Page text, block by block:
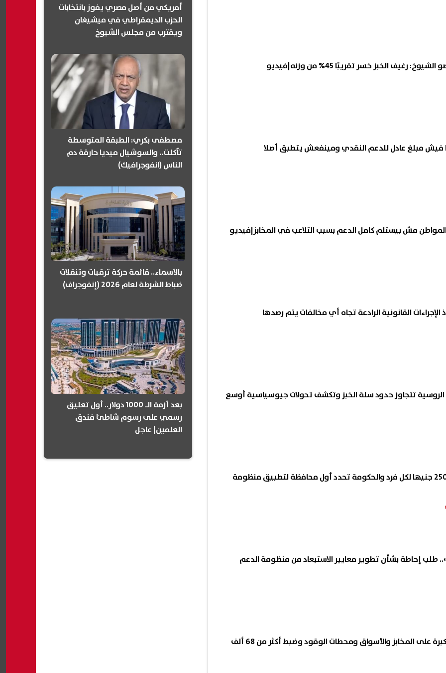
رغيف الخبز خسر تقريبًا 45% من وزنه|فيديو
فيش مبلغ عادل للدعم النقدي ومينفعش يتطبق أصلا
مش بيستلم كامل الدعم بسبب التلاعب في المخابز|فيديو
الإجراءات القانونية الرادعة تجاه أي مخالفات يتم رصدها
تتجاوز حدود سلة الخبز وتكشف تحولات جيوسياسية أوسع
وداعا بطاقة التموين.. 250 جنيها لكل فرد والحكومة تحدد أول محافظة لتطبيق منظومة
3 أشهر».. طلب إحاطة بشأن تطوير معايير الاستبعاد من منظومة الدعم
وزير التموين: حملات مكبرة على المخابز والأسواق ومحطات الوقود وضبط أكثر من 68 ألف
أمريكي من أصل مصري يفوز بانتخابات
الحزب الديمقراطي في ميشيغان
ويقترب من مجلس الشيوخ
مصطفى بكري: الطبقة المتوسطة
تآكلت.. والسوشيال ميديا حارقة دم
الناس (انفوجرافيك)
بالأسماء.. قائمة حركة ترقيات وتنقلات
ضباط الشرطة لعام 2026 (إنفوجراف)
بعد أزمة الـ 1000 دولار.. أول تعليق
رسمي على رسوم شاطئ فندق
العلمين| عاجل